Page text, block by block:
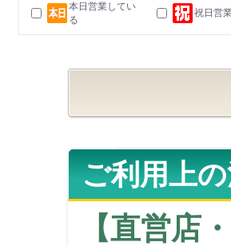
本日営業してい
る
祝日営
ご利用上
【直営店